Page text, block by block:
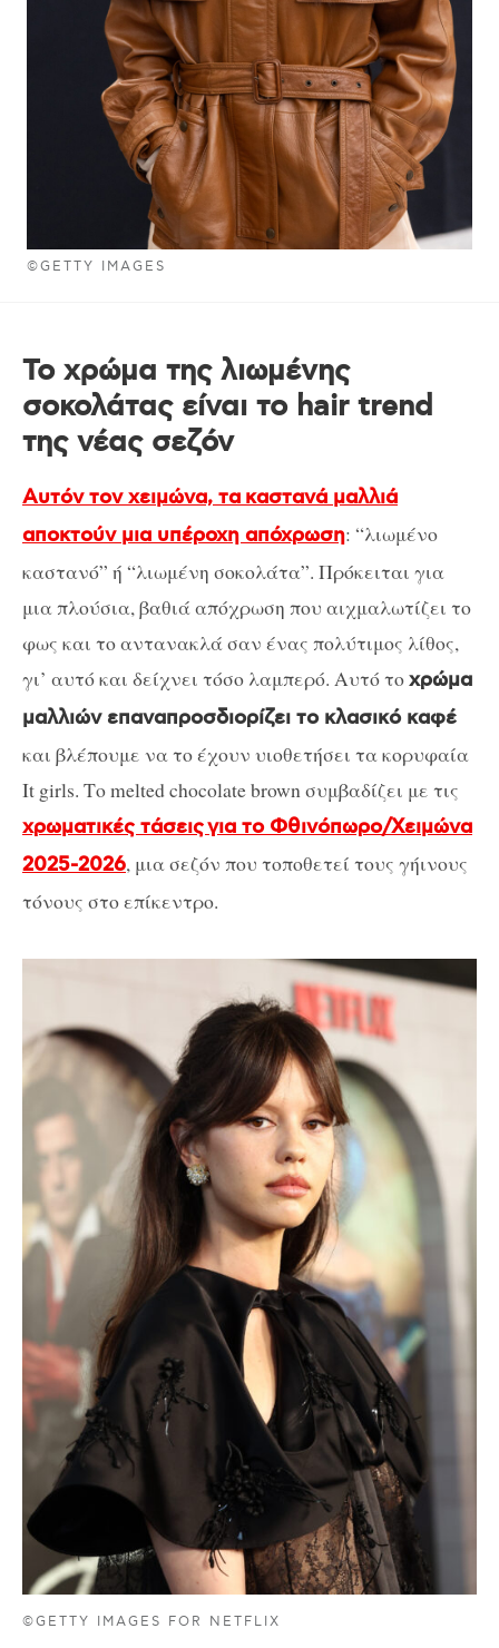
©GETTY IMAGES
Το χρώμα της λιωμένης
σοκολάτας είναι το hair trend
της νέας σεζόν
Αυτόν τον χειμώνα, τα καστανά μαλλιά
αποκτούν μια υπέροχη απόχρωση: “λιωμένο
καστανό” ή “λιωμένη σοκολάτα”. Πρόκειται για
μια πλούσια, βαθιά απόχρωση που αιχμαλωτίζει το
φως και το αντανακλά σαν ένας πολύτιμος λίθος,
γι’ αυτό και δείχνει τόσο λαμπερό. Αυτό τοχρώμα
μαλλιών επαναπροσδιορίζει το κλασικό καφέ
και βλέπουμε να το έχουν υιοθετήσει τα κορυφαία
It girls. Το melted chocolate brown συμβαδίζει με τις
χρωματικές τάσεις για το Φθινόπωρο/Χειμώνα
2025-2026, μια σεζόν που τοποθετεί τους γήινους
τόνους στο επίκεντρο.
©GETTY IMAGES FOR NETFLIX